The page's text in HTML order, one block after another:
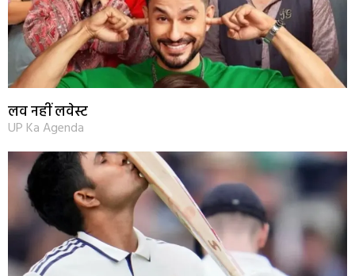
लव नहीं लवेस्ट
UP Ka Agenda